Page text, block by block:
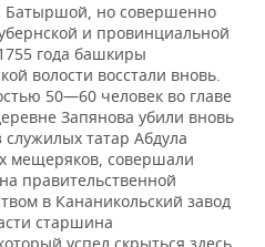
Батыршой, но совершенно
и провинциальной
года башкиры
волости восстали вновь.
50—60 человек во главе
Запянова убили вновь
татар Абдула
мещеряков, совершали
правительственной
в Кананикольский завод
старшина